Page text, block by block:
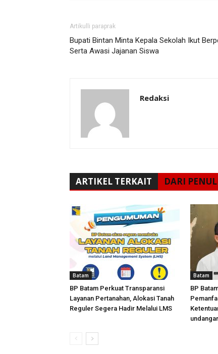
Artikulli paraprak
Bupati Bintan Minta Kepala Sekolah Ikut
Serta Awasi Jajanan Siswa
Redaksi
ARTIKEL TERKAIT DARI
Batam
BP Batam Perkuat Transparansi
Layanan Pertanahan, Alokasi Tanah
Reguler Segera Hadir Melalui LMS
Batam
BP